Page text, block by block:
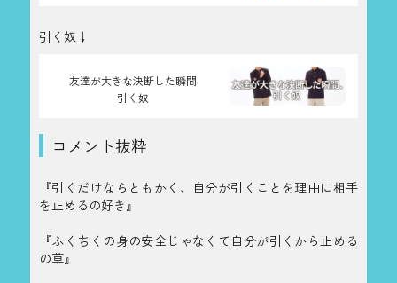
引く奴↓
友達が大きな決断した瞬間
引く奴
コメント抜粋
『引くだけならともかく、自分が引くことを理由に相手
を止めるの好き』
『ふくちくの身の安全じゃなくて自分が引くから止める
の草』